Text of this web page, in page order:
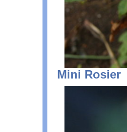
Mini Rosier